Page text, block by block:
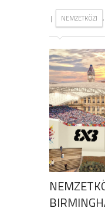
| NEMZETKÖZI ,